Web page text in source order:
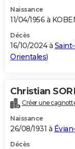
Naissance
11/04/1956 à
Décès
16/10/2024 à
Orientales)
Christian
Créer une
Naissance
26/08/1931 à
Décès